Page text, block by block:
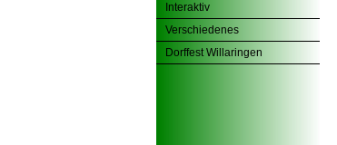
Interaktiv
Verschiedenes
Dorffest Willaringen